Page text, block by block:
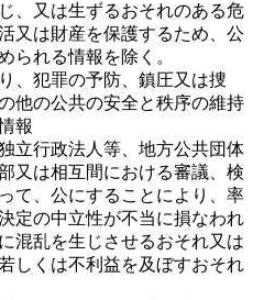
、又は生ずるおそれのある危
又は財産を保護するため、公
られる情報を除く。
犯罪の予防、鎮圧又は捜
他の公共の安全と秩序の維持
報
行政法人等、地方公共団体
又は相互間における審議、検
て、公にすることにより、率
定の中立性が不当に損なわれ
混乱を生じさせるおそれ又は
しくは不利益を及ぼすおそれ